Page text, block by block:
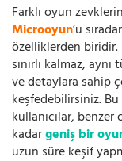
Farklı oyun
Microoyun’u
özelliklerden
sınırlı kalmaz,
ve detaylara sahip
keşfedebilirsiniz.
kullanıcılar,
kadargeniş bir
uzun süre keşif